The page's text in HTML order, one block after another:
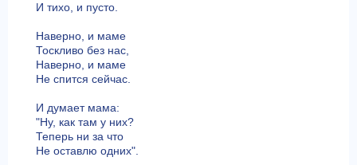
И тихо, и пусто.
Наверно, и маме
Тоскливо без нас,
Наверно, и маме
Не спится сейчас.
И думает мама:
"Ну, как там у них?
Теперь ни за что
Не оставлю одних".